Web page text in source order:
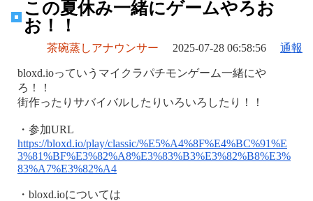
この夏休み一緒にゲームやろお
お！！
茶碗蒸しアナウンサー 2025-07-28 06:58:56 通報
bloxd.ioっていうマイクラパチモンゲーム一緒にや
ろ！！
街作ったりサバイバルしたりいろいろしたり！！
・参加URL
https://bloxd.io/play/classic/%E5%A4%8F%E4%BC%91%E
3%81%BF%E3%82%A8%E3%83%B3%E3%82%B8%E3%
83%A7%E3%82%A4
・bloxd.ioについては